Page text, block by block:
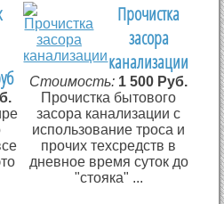
Прочистка
засора
канализации
Стоимость: 1 500 Руб.
Прочистка бытового
засора канализации с
использование троса и
прочих техсредств в
дневное время суток до
"стояка" ...